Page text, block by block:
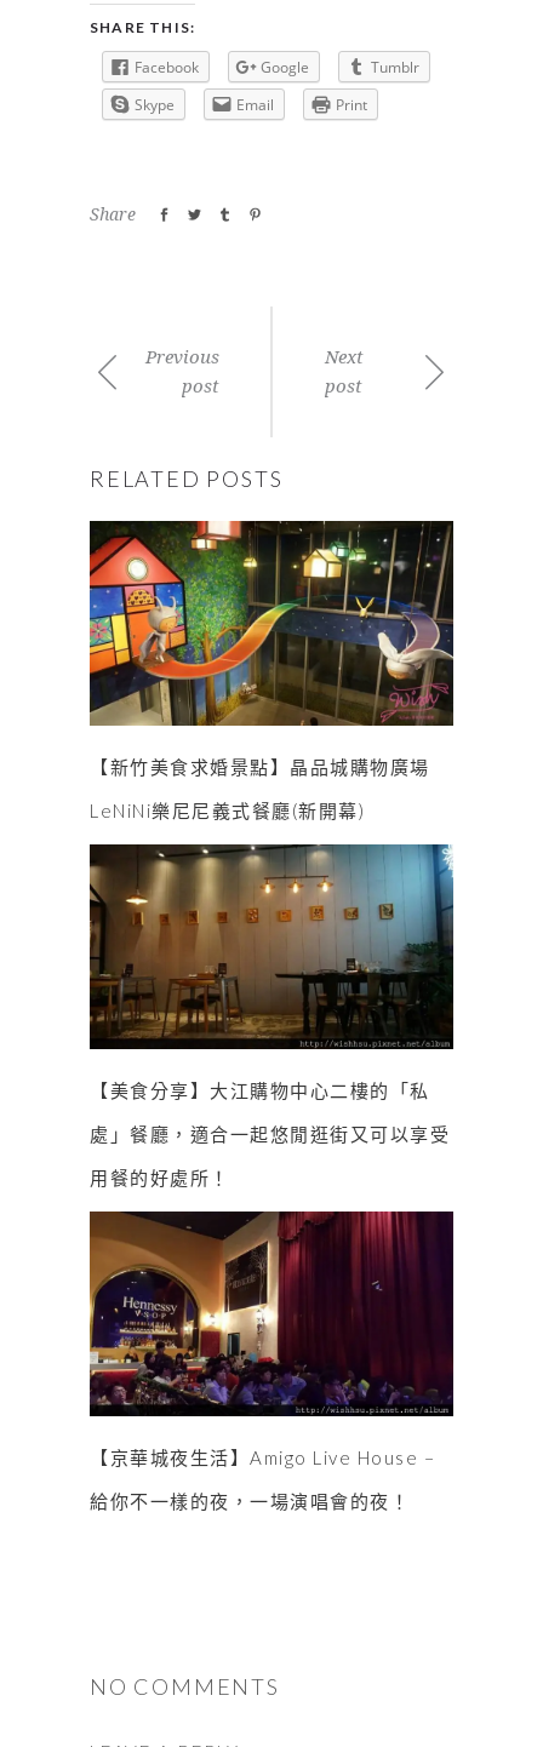
SHARE THIS:
Facebook Google
Tumblr
Skype
Email Print
Share
Previous
post
Next
post
RELATED POSTS
【新竹美食求婚景點】晶品城購物廣場
LeNiNi樂尼尼義式餐廳(新開幕)
【美食分享】大江購物中心二樓的「私
處」餐廳，適合一起悠閒逛街又可以享受
用餐的好處所！
【京華城夜生活】Amigo Live House –
給你不一樣的夜，一場演唱會的夜！
NO COMMENTS